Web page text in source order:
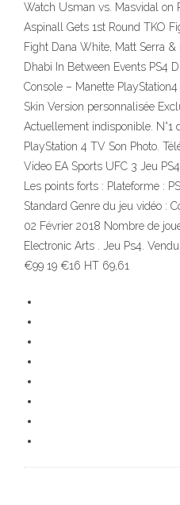
Watch Usman vs. Masvidal on
Aspinall Gets 1st Round TKO
Fight Dana White, Matt Serra
Dhabi In Between Events PS4
Console – Manette
Skin Version personnalisée
Actuellement indisponible. N°1
PlayStation 4 TV Son Photo.
Video EA Sports UFC 3 Jeu
Les points forts : Plateforme :
Standard Genre du jeu vidéo :
02 Février 2018 Nombre de
Electronic Arts . Jeu Ps4.
€99 19 €16 HT 69,61